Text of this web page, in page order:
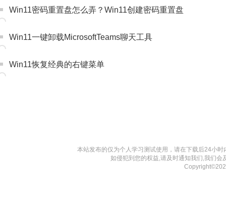
Win11密码重置盘怎么弄？Win11创建密码重置盘
Win11一键卸载MicrosoftTeams聊天工具
Win11恢复经典的右键菜单
本站发布的仅为个人学习测试使用，请在下载后24小
如侵犯到您的权益,请及时通知我们,我们